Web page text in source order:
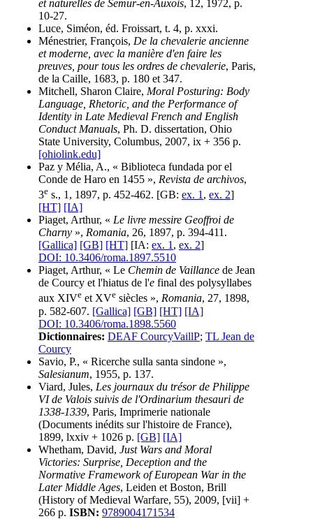
et naturelles de Semur-en-Auxois, 12, 1972, p.
10-27.
Luce, Siméon, éd. Froissart, t. 4, p. xxxi.
Ménestrier, François, De la chevalerie ancienne
et moderne, avec la manière d'en faire les
preuves, pour tous les ordres de chevalerie, Paris,
de la Caille, 1683, p. 180 et 347.
Mitchell, Sharon Claire, Moral Posturing: Body
Language, Rhetoric, and the Performance of
Identity in Late Medieval French and English
Conduct Manuals, Ph. D. dissertation, Ohio
State University, Columbus, 2007, ix + 356 p.
[ohiolink.edu]
Paz y Mélia, A., « Biblioteca fundada por el
Conde de Haro en 1455 », Revista de archivos,
3e s., 1, 1897, p. 452-462. [GB: ex. 1, ex. 2]
[HT] [IA]
Piaget, Arthur, « Le livre messire Geoffroi de
Charny », Romania, 26, 1897, p. 394-411.
[Gallica] [GB] [HT] [IA: ex. 1, ex. 2]
DOI: 10.3406/roma.1897.5510
Piaget, Arthur, « Le Chemin de Vaillance de Jean
de Courcy et l'hiatus de l'e final des polysyllabes
aux XIVe et XVe siècles », Romania, 27, 1898,
p. 582-607. [Gallica] [GB] [HT] [IA]
DOI: 10.3406/roma.1898.5560
Dictionnaires: DEAF CourcyVaillP; TL Jean de
Courcy
Savio, P., « Ricerche sulla santa sindone »,
Salesianum, 1955, p. 137.
Viard, Jules, Les journaux du trésor de Philippe
VI de Valois suivis de l'Ordinarium thesauri de
1338-1339, Paris, Imprimerie nationale
(Documents inédits sur l'histoire de France),
1899, lxxiv + 1026 p. [GB] [IA]
Whetham, David, Just Wars and Moral
Victories: Surprise, Deception and the
Normative Framework of European War in the
Later Middle Ages, Leiden et Boston, Brill
(History of Medieval Warfare, 55), 2009, [vii] +
266 p. ISBN: 9789004171534